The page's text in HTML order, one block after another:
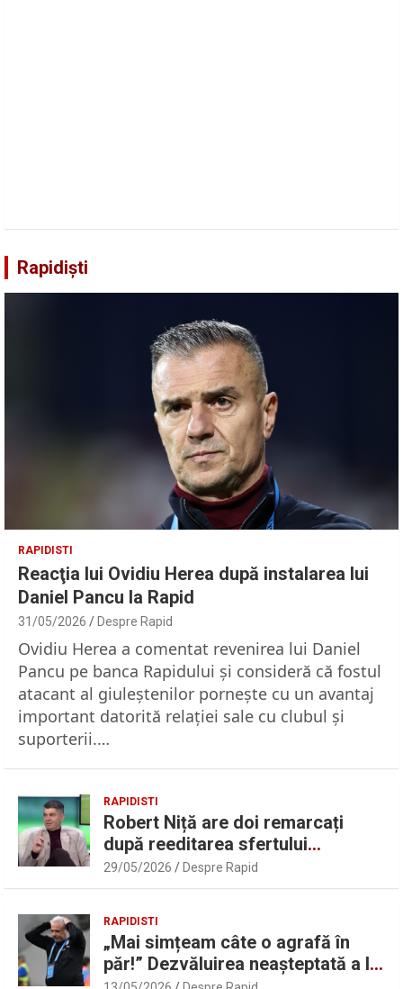
Rapidiști
RAPIDISTI
Reacţia lui Ovidiu Herea după instalarea lui
Daniel Pancu la Rapid
31/05/2026 Despre Rapid
Ovidiu Herea a comentat revenirea lui Daniel
Pancu pe banca Rapidului şi consideră că fostul
atacant al giuleştenilor porneşte cu un avantaj
important datorită relaţiei sale cu clubul şi
suporterii.…
RAPIDISTI
Robert Niță are doi remarcați
după reeditarea sfertului
UEFAntastic: „Lideri în teren” |
Sport.ro
29/05/2026 Despre Rapid
RAPIDISTI
„Mai simțeam câte o agrafă în
păr!” Dezvăluirea neașteptată a lui